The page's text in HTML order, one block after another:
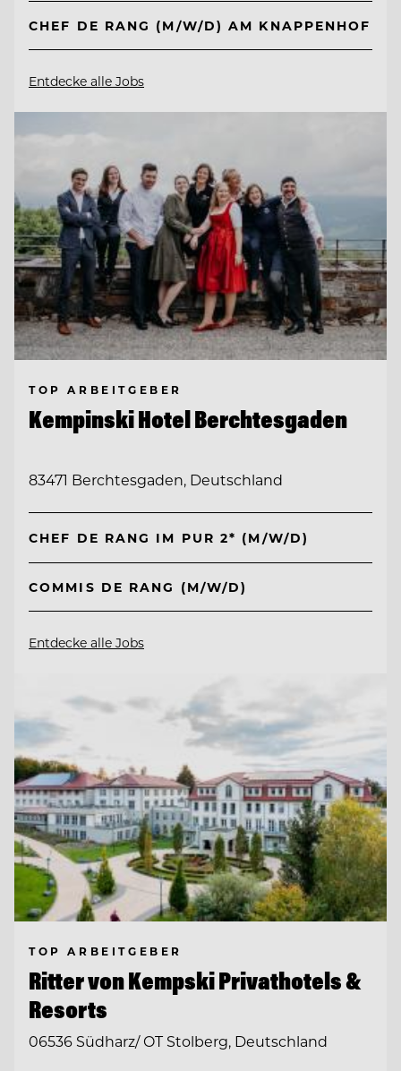
CHEF DE RANG (M/W/D) AM KNAPPENHOF
Entdecke alle Jobs
TOP ARBEITGEBER
Kempinski Hotel Berchtesgaden
83471 Berchtesgaden, Deutschland
CHEF DE RANG IM PUR 2* (M/W/D)
COMMIS DE RANG (M/W/D)
Entdecke alle Jobs
TOP ARBEITGEBER
Ritter von Kempski Privathotels &
Resorts
06536 Südharz/ OT Stolberg, Deutschland